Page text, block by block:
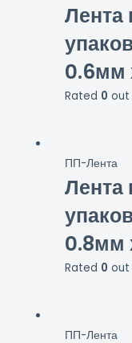
Лента
0.6мм
Rated 0 out
ПП-Лента
Лента
0.8мм
Rated 0 out
ПП-Лента